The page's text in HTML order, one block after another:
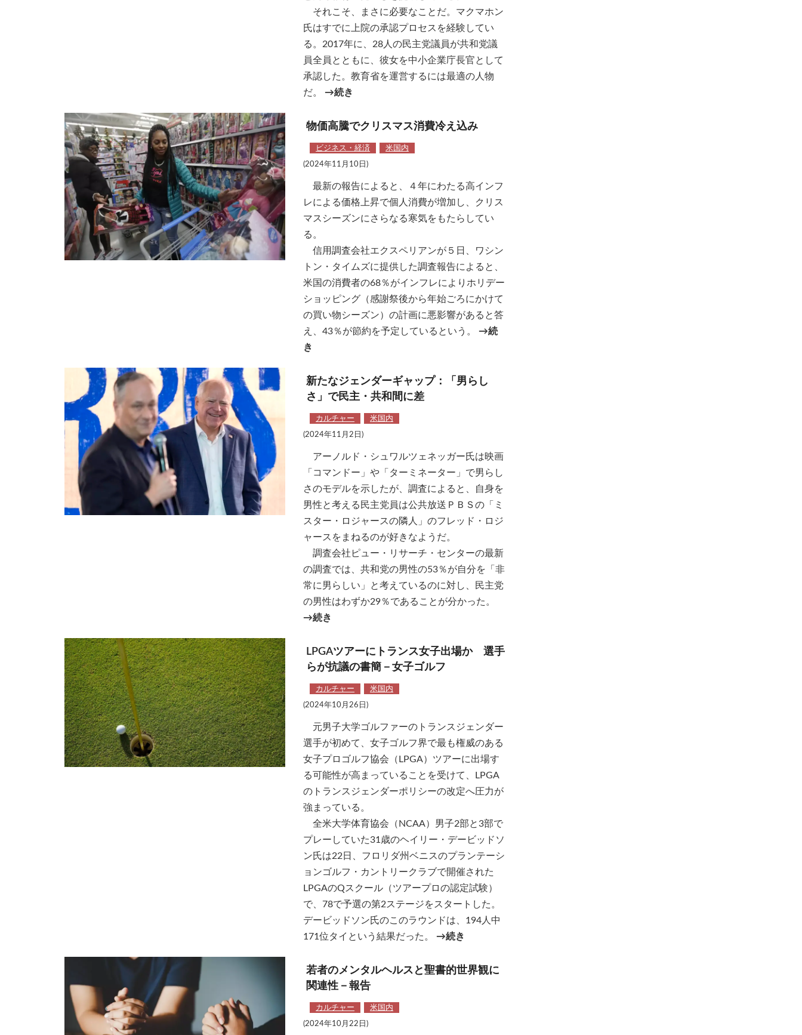
それこそ、まさに必要なことだ。マクマホン
氏はすでに上院の承認プロセスを経験してい
る。2017年に、28人の民主党議員が共和党議
員全員とともに、彼女を中小企業庁長官として
承認した。教育省を運営するには最適の人物
だ。→続き
物価高騰でクリスマス消費冷え込み
ビジネス・経済 米国内
(2024年11月10日)
最新の報告によると、４年にわたる高インフ
レによる価格上昇で個人消費が増加し、クリス
マスシーズンにさらなる寒気をもたらしてい
る。
信用調査会社エクスペリアンが５日、ワシン
トン・タイムズに提供した調査報告によると、
米国の消費者の68％がインフレによりホリデー
ショッピング（感謝祭後から年始ごろにかけて
の買い物シーズン）の計画に悪影響があると答
え、43％が節約を予定しているという。→続
き
新たなジェンダーギャップ：「男らし
さ」で民主・共和間に差
カルチャー 米国内
(2024年11月2日)
アーノルド・シュワルツェネッガー氏は映画
「コマンドー」や「ターミネーター」で男らし
さのモデルを示したが、調査によると、自身を
男性と考える民主党員は公共放送ＰＢＳの「ミ
スター・ロジャースの隣人」のフレッド・ロジ
ャースをまねるのが好きなようだ。
調査会社ピュー・リサーチ・センターの最新
の調査では、共和党の男性の53％が自分を「非
常に男らしい」と考えているのに対し、民主党
の男性はわずか29％であることが分かった。
→続き
LPGAツアーにトランス女子出場か 選手
らが抗議の書簡－女子ゴルフ
カルチャー 米国内
(2024年10月26日)
元男子大学ゴルファーのトランスジェンダー
選手が初めて、女子ゴルフ界で最も権威のある
女子プロゴルフ協会（LPGA）ツアーに出場す
る可能性が高まっていることを受けて、LPGA
のトランスジェンダーポリシーの改定へ圧力が
強まっている。
全米大学体育協会（NCAA）男子2部と3部で
プレーしていた31歳のヘイリー・デービッドソ
ン氏は22日、フロリダ州ベニスのプランテーシ
ョンゴルフ・カントリークラブで開催された
LPGAのQスクール（ツアープロの認定試験）
で、78で予選の第2ステージをスタートした。
デービッドソン氏のこのラウンドは、194人中
171位タイという結果だった。→続き
若者のメンタルヘルスと聖書的世界観に
関連性－報告
カルチャー 米国内
(2024年10月22日)